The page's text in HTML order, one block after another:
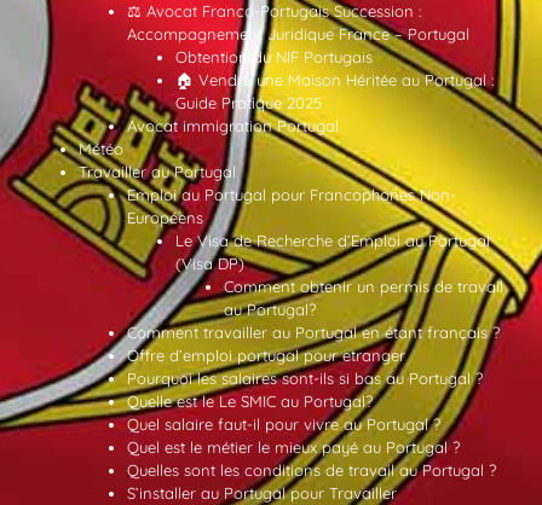
⚖️ Avocat Franco-Portugais Succession :
Accompagnement Juridique France – Portugal
Obtention du NIF Portugais
🏠 Vendre une Maison Héritée au Portugal :
Guide Pratique 2025
Avocat immigration Portugal
Météo
Travailler au Portugal
Emploi au Portugal pour Francophones Non-
Européens
Le Visa de Recherche d’Emploi au Portugal
(Visa DP)
Comment obtenir un permis de travail
au Portugal?
Comment travailler au Portugal en étant français ?
Offre d’emploi portugal pour etranger
Pourquoi les salaires sont-ils si bas au Portugal ?
Quelle est le Le SMIC au Portugal?
Quel salaire faut-il pour vivre au Portugal ?
Quel est le métier le mieux payé au Portugal ?
Quelles sont les conditions de travail au Portugal ?
S’installer au Portugal pour Travailler